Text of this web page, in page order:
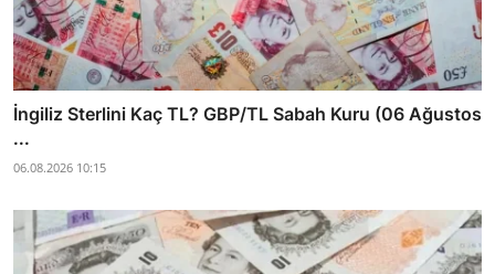
İngiliz Sterlini Kaç TL? GBP/TL Sabah Kuru (06 Ağustos
...
06.08.2026 10:15